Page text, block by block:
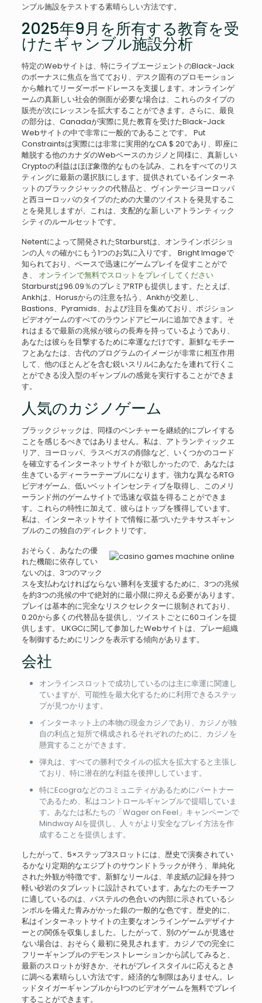
ンブル施設をテストする素晴らしい方法です。
2025年9月を所有する教育を受
けたギャンブル施設分析
特定のWebサイトは、特にライブエージェントのBlack-Jack
のボーナスに焦点を当てており、デスク固有のプロモーション
から離れてリーダーボードレースを支援します。オンラインゲ
ームの真新しい社会的側面が必要な場合は、これらのタイプの
販売が次にレッスンを拡大することができます。さらに、最良
の部分は、Canadaが実際に見た教育を受けたBlack-Jack
Webサイトの中で非常に一般的であることです。 Put
Constraintsは実際には非常に実用的なCA $ 20であり、即座に
離脱する他のカナダのWebベースのカジノと同様に、真新しい
Cryptoの利益はほぼ象徴的なものを試み、これをすべてのリス
ティングに最新の選択肢にします。提供されているインターネ
ットのブラックジャックの代替品と、ヴィンテージヨーロッパ
と西ヨーロッパのタイプのための大量のツイストを発見するこ
とを発見しますが、これは、支配的な新しいアトランティック
シティのルールセットです。
Netentによって開発されたStarburstは、オンラインポジショ
ンの人々の確かにもう1つのお気に入りです。 Bright Imageで
知られており、ペースで迅速にゲームプレイを促すことがで
き、 オンラインで無料でスロットをプレイしてください
Starburstは96.09％のプレミアRTPも提供します。たとえば、
Ankhは、Horusからの注意を払う、Ankhが交差し、
Bastions、Pyramids、および注目を集めており、ポジション
ビデオゲームのすべてのラウンドアピールに追加できます。そ
れはまるで最新の兆候が彼らの長寿を持っているようであり、
あなたは彼らを目撃するために幸運なだけです。新鮮なモチー
フとあなたは、古代のプログラムのイメージが非常に相互作用
して、他のほとんどを含む鋭いスリルにあなたを連れて行くこ
とができる没入型のギャンブルの感覚を実行することができま
す。
人気のカジノゲーム
ブラックジャックは、同様のベンチャーを継続的にプレイする
ことを感じるべきではありません。私は、アトランティックエ
リア、ヨーロッパ、ラスベガスの削除など、いくつかのコード
を確立するインターネットサイトが欲しかったので、あなたは
生きているディーラーテーブルになります。強力な異なるRTG
ビデオゲーム、低いベットインセンティブを取得し、このメリ
ーランド州のゲームサイトで迅速な収益を得ることができま
す。これらの特性に加えて、彼らはトップを獲得しています。
私は、インターネットサイトで情報に基づいたテキサスギャン
ブルのこの独自のディレクトリです。
おそらく、あなたの優
れた機能に依存してい
ないのは、3つのマック
スを支払わなければならない勝利を支援するために、3つの兆候
を約3つの兆候の中で絶対的に最小限に抑える必要があります。
プレイは基本的に完全なリスクセレクターに規制されており、
0.20から多くの代替品を提供し、ツイストごとに60コインを提
供します。 UKGCに関して参加したWebサイトは、プレー組織
を制御するためにリンクを表示する傾向があります。
会社
オンラインスロットで成功しているのは主に幸運に関連し
ていますが、可能性を最大化するために利用できるステッ
プが見つかります。
インターネット上の本物の現金カジノであり、カジノが独
自の利点と短所で構成されるそれぞれのために、カジノを
懸賞することができます。
弾丸は、すべての勝利でタイルの拡大を拡大すると主張し
ており、特に潜在的な利益を後押ししています。
特にEcograなどのコミュニティがあるためにパートナー
であるため、私はコントロールギャンブルで提唱していま
す。あなたは私たちの「Wager on Feel」キャンペーンで
Mindway AIを提供し、人々がより安全なプレイ方法を作
成することを提供します。
したがって、5×ステップ3スロットには、歴史で演奏されてい
るかなり定期的なエジプトのサウンドトラックが伴う、単純化
された外観が特徴です。新鮮なリールは、羊皮紙の記録を持つ
軽い砂岩のタブレットに設計されています。あなたのモチーフ
に適しているのは、パステルの色合いの内部に示されているシ
ンボルを備えた青みがかった銀の一般的な色です。歴史的に、
私はインターネットサイトの主要なオンラインゲームデザイナ
ーとの関係を収集しました。したがって、別のゲームが見逃せ
ない場合は、おそらく最初に発見されます。カジノでの完全に
フリーギャンブルのデモンストレーションから試してみると、
最新のスロットが好きか、それがプレイスタイルに応えるとき
に調べる素晴らしい方法です。経済的な制限はありません。レ
ッドタイガーギャンブルから1つのビデオゲームを無料でプレイ
することができます。